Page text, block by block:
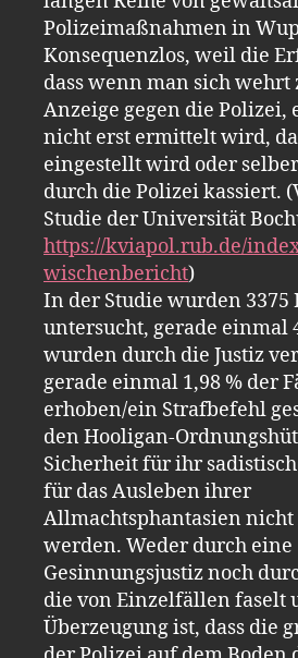
Polizeimaßnahmen in
Konsequenzlos, weil die
dass wenn man sich wehrt
Anzeige gegen die Polizei,
nicht erst ermittelt wird,
eingestellt wird oder
durch die Polizei kassiert.
Studie der Universität
https://kviapol.rub.de/
wischenbericht)
In der Studie wurden 3375
untersucht, gerade einmal
wurden durch die Justiz
gerade einmal 1,98 % der
erhoben/ein Strafbefehl
den Hooligan-
Sicherheit für ihr
für das Ausleben ihrer
Allmachtsphantasien nicht
werden. Weder durch eine
Gesinnungsjustiz noch
die von Einzelfällen faselt
Überzeugung ist, dass die